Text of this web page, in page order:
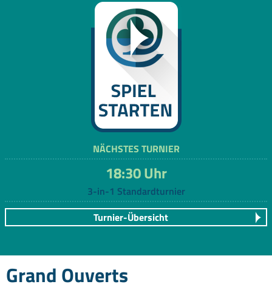
NÄCHSTES TURNIER
18:30 Uhr
3-in-1 Standardturnier
Turnier-Übersicht
Grand Ouverts